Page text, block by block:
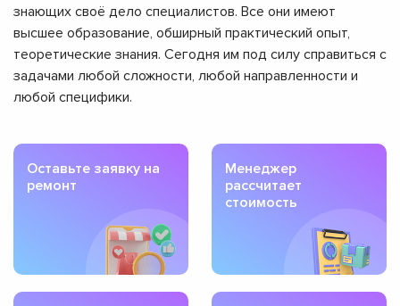
знающих своё дело специалистов. Все они имеют
высшее образование, обширный практический опыт,
теоретические знания. Сегодня им под силу справиться с
задачами любой сложности, любой направленности и
любой специфики.
Оставьте заявку на
ремонт
Менеджер
рассчитает
стоимость